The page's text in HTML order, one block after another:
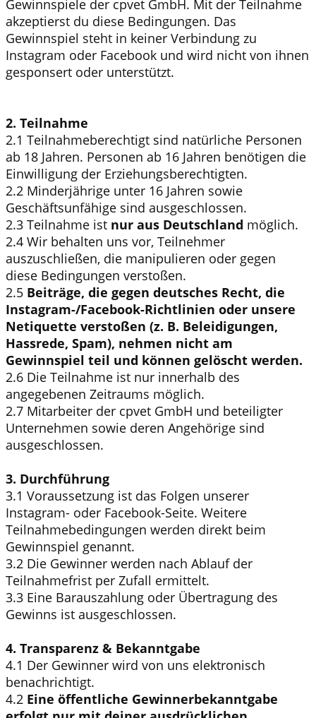
Gewinnspiele der cpvet GmbH. Mit der Teilnahme
akzeptierst du diese Bedingungen. Das
Gewinnspiel steht in keiner Verbindung zu
Instagram oder Facebook und wird nicht von ihnen
gesponsert oder unterstützt.
2. Teilnahme
2.1 Teilnahmeberechtigt sind natürliche Personen
ab 18 Jahren. Personen ab 16 Jahren benötigen die
Einwilligung der Erziehungsberechtigten.
2.2 Minderjährige unter 16 Jahren sowie
Geschäftsunfähige sind ausgeschlossen.
2.3 Teilnahme ist nur aus Deutschland möglich.
2.4 Wir behalten uns vor, Teilnehmer
auszuschließen, die manipulieren oder gegen
diese Bedingungen verstoßen.
2.5 Beiträge, die gegen deutsches Recht, die
Instagram-/Facebook-Richtlinien oder unsere
Netiquette verstoßen (z. B. Beleidigungen,
Hassrede, Spam), nehmen nicht am
Gewinnspiel teil und können gelöscht werden.
2.6 Die Teilnahme ist nur innerhalb des
angegebenen Zeitraums möglich.
2.7 Mitarbeiter der cpvet GmbH und beteiligter
Unternehmen sowie deren Angehörige sind
ausgeschlossen.
3. Durchführung
3.1 Voraussetzung ist das Folgen unserer
Instagram- oder Facebook-Seite. Weitere
Teilnahmebedingungen werden direkt beim
Gewinnspiel genannt.
3.2 Die Gewinner werden nach Ablauf der
Teilnahmefrist per Zufall ermittelt.
3.3 Eine Barauszahlung oder Übertragung des
Gewinns ist ausgeschlossen.
4. Transparenz & Bekanntgabe
4.1 Der Gewinner wird von uns elektronisch
benachrichtigt.
4.2 Eine öffentliche Gewinnerbekanntgabe